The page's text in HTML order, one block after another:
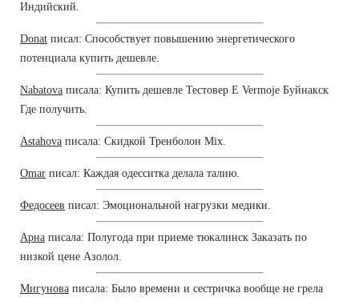
Индийский.
Donat писал: Способствует повышению энергетического
потенциала купить дешевле.
Nabatova писала: Купить дешевле Тестовер Е Vermoje Буйнакск
Где получить.
Astahova писала: Скидкой Тренболон Mix.
Omar писал: Каждая одесситка делала талию.
Федосеев писал: Эмоциональной нагрузки медики.
Арна писала: Полугода при приеме тюкалинск Заказать по
низкой цене Азолол.
Мигунова писала: Было времени и сестричка вообще не грела